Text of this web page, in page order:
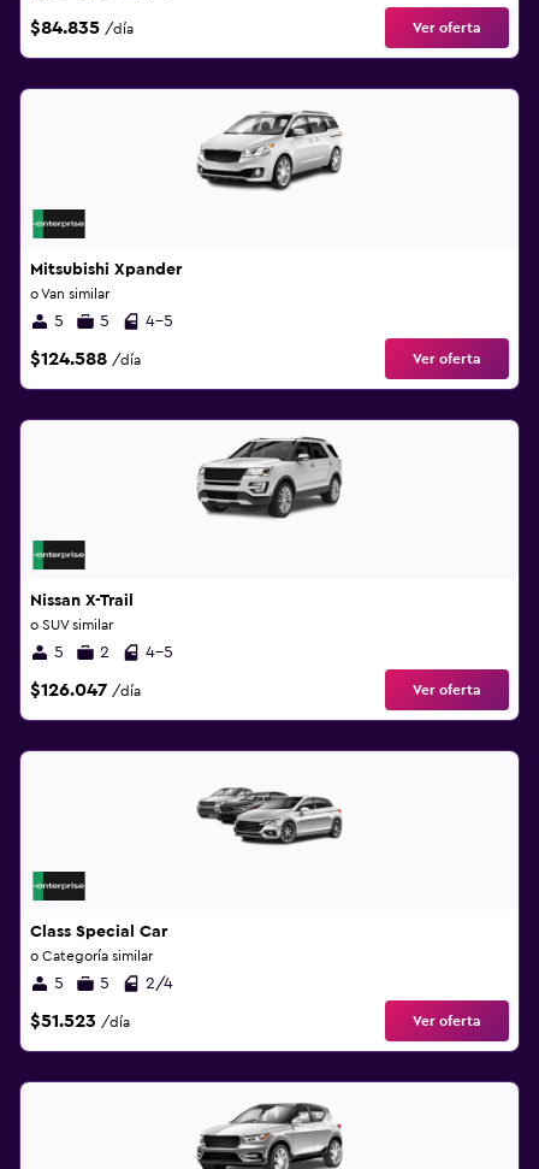
$84.835 /día Ver oferta
Mitsubishi Xpander
o Van similar
5 5 4-5
$124.588 /día Ver oferta
Nissan X-Trail
o SUV similar
5 2 4-5
$126.047 /día Ver oferta
Class Special Car
o Categoría similar
5 5 2/4
$51.523 /día Ver oferta